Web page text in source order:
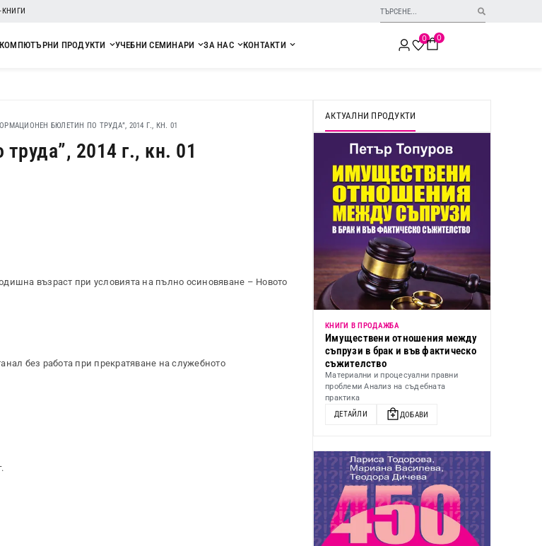
КНИГИ
ПРОДУКТИ УЧЕБНИ СЕМИНАРИ ЗА НАС КОНТАКТИ
0 0
БЮЛЕТИН ПО ТРУДА”, 2014 Г., КН. 01
2014 г., кн. 01
възраст при условията на пълно осиновяване – Новото
без работа при прекратяване на служебното
АКТУАЛНИ ПРОДУКТИ
КНИГИ В ПРОДАЖБА
Имуществени отношения между
съпрузи в брак и във фактическо
съжителство
Материални и процесуални правни
проблеми Анализ на съдебната
практика
ДЕТАЙЛИ
ДОБАВИ